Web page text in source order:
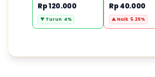
Rp 120.000
▼ Turun 4%
Rp 40.000
▲ Naik 5.26%